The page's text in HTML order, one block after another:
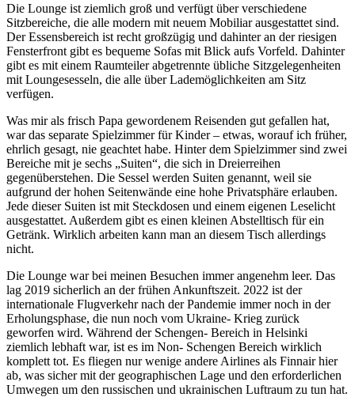
Die Lounge ist ziemlich groß und verfügt über verschiedene
Sitzbereiche, die alle modern mit neuem Mobiliar ausgestattet sind.
Der Essensbereich ist recht großzügig und dahinter an der riesigen
Fensterfront gibt es bequeme Sofas mit Blick aufs Vorfeld. Dahinter
gibt es mit einem Raumteiler abgetrennte übliche Sitzgelegenheiten
mit Loungesesseln, die alle über Lademöglichkeiten am Sitz
verfügen.
Was mir als frisch Papa gewordenem Reisenden gut gefallen hat,
war das separate Spielzimmer für Kinder – etwas, worauf ich früher,
ehrlich gesagt, nie geachtet habe. Hinter dem Spielzimmer sind zwei
Bereiche mit je sechs „Suiten“, die sich in Dreierreihen
gegenüberstehen. Die Sessel werden Suiten genannt, weil sie
aufgrund der hohen Seitenwände eine hohe Privatsphäre erlauben.
Jede dieser Suiten ist mit Steckdosen und einem eigenen Leselicht
ausgestattet. Außerdem gibt es einen kleinen Abstelltisch für ein
Getränk. Wirklich arbeiten kann man an diesem Tisch allerdings
nicht.
Die Lounge war bei meinen Besuchen immer angenehm leer. Das
lag 2019 sicherlich an der frühen Ankunftszeit. 2022 ist der
internationale Flugverkehr nach der Pandemie immer noch in der
Erholungsphase, die nun noch vom Ukraine- Krieg zurück
geworfen wird. Während der Schengen- Bereich in Helsinki
ziemlich lebhaft war, ist es im Non- Schengen Bereich wirklich
komplett tot. Es fliegen nur wenige andere Airlines als Finnair hier
ab, was sicher mit der geographischen Lage und den erforderlichen
Umwegen um den russischen und ukrainischen Luftraum zu tun hat.